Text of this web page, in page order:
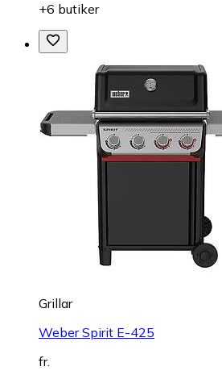
+6 butiker
Grillar
Weber Spirit E-425
fr.